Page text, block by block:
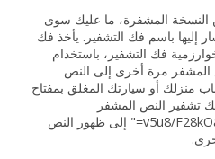
المشفرة، ما عليك سوى
إليها باسم فك التشفير. يأخذ فك
فك التشفير، باستخدام
المشفر مرة أخرى إلى النص
منزلك أو سيارتك المغلق بمفتاح
تشفير النص المشفر
"v5u8/F28kOazjwQXTxY84+qeweiMvQ=" إلى ظهور النص